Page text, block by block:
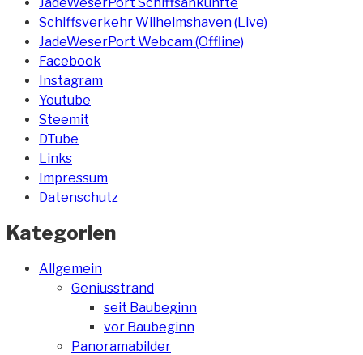
Schiffsverkehr Wilhelmshaven (Live)
JadeWeserPort Webcam (Offline)
Facebook
Instagram
Youtube
Steemit
DTube
Links
Impressum
Datenschutz
Kategorien
Allgemein
Geniusstrand
seit Baubeginn
vor Baubeginn
Panoramabilder